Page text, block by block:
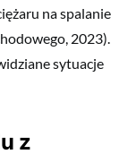
na spalanie
2023).
sytuacje
z